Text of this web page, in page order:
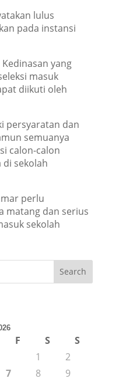
lulus
pada instansi
yang
masuk
diikuti oleh
persyaratan dan
semuanya
calon-calon
sekolah
perlu
matang dan serius
sekolah
F S
S
1
2
7 8
9